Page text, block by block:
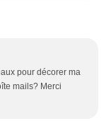
pour décorer ma
mails? Merci